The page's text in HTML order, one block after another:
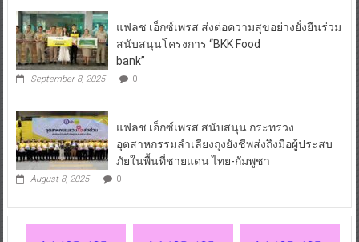
แฟลช เอ็กซ์เพรส ส่งต่อความสุขอย่างยั่งยืนร่วม
สนับสนุนโครงการ “BKK Food
bank”
September 8, 2025 0
แฟลช เอ็กซ์เพรส สนับสนุน กระทรวง
อุตสาหกรรมลำเลียงถุงยังชีพส่งถึงมือผู้ประสบ
ภัยในพื้นที่ชายแดน ไทย-กัมพูชา
August 8, 2025 0